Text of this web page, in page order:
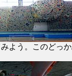
よう。このどっか